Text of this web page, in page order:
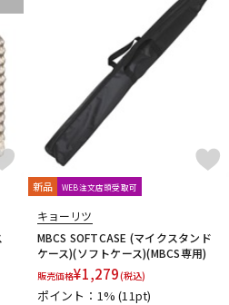
Roswell Pro Audio
SANWA SUPPLY
SCHOEPS
STUDIO
SHIZUKA
Studios SONTRONICS
SSL(Solid State Logic)
STAX
Slate Audio Superlux
TASCAM
tc electronic
Engineering
TELEFUNKEN
Tonelux
Townsend Labs
新品 WEB注文店頭受取可
キョーリツ
MBCS SOFTCASE (マイクスタンド
ケース)(ソフトケース)(MBCS専用)
販売価格¥1,279(税込)
ポイント：1%(11pt)